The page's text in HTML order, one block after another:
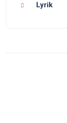
Lyrik